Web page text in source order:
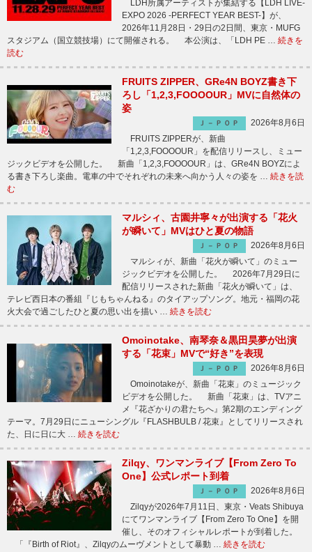
LDH所属アーティストが集結する【LDH LIVE-
EXPO 2026 -PERFECT YEAR BEST-】が、
2026年11月28日・29日の2日間、東京・MUFG
スタジアム（国立競技場）にて開催される。 本公演は、「LDH PE … 続きを
読む
FRUITS ZIPPER、GRe4N BOYZ書き下
ろし「1,2,3,FOOOOUR」MVに自然体の
姿
Ｊ－ＰＯＰ
2026年8月6日
FRUITS ZIPPERが、新曲
「1,2,3,FOOOOUR」を配信リリースし、ミュー
ジックビデオを公開した。 新曲「1,2,3,FOOOOUR」は、GRe4N BOYZによ
る書き下ろし楽曲。電車の中でそれぞれの未来へ向かう人々の姿を … 続きを読
む
マルシィ、古園井寧々が出演する「花火
が瞬いて」MVはひと夏の物語
Ｊ－ＰＯＰ
2026年8月6日
マルシィが、新曲「花火が瞬いて」のミュー
ジックビデオを公開した。 2026年7月29日に
配信リリースされた新曲「花火が瞬いて」は、
テレビ西日本の番組『じもちゃんねる』のタイアップソング。地元・福岡の花
火大会で過ごしたひと夏の思い出を描い … 続きを読む
Omoinotake、南琴奈＆黒田昊夢が出演
する「花束」MVで“好き”を表現
Ｊ－ＰＯＰ
2026年8月6日
Omoinotakeが、新曲「花束」のミュージック
ビデオを公開した。 新曲「花束」は、TVアニ
メ『花ざかりの君たちへ』第2期のエンディング
テーマ。7月29日にニューシングル『FLASHBULB / 花束』としてリリースされ
た、日に日に大 … 続きを読む
Zilqy、ワンマンライブ【From Zero To
One】公式レポート到着
Ｊ－ＰＯＰ
2026年8月6日
Zilqyが2026年7月11日、東京・Veats Shibuya
にてワンマンライブ【From Zero To One】を開
催し、そのオフィシャルレポートが到着した。
「『Birth of Riot』、Zilqyのムーヴメントとして暴動 … 続きを読む